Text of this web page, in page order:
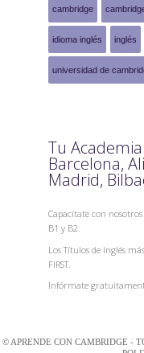
cambridge
idioma inglés inglés
universidad de
Tu
Barcelona,
Madrid,
Capacítate con
B1 y B2.
Los Títulos de Inglés
FIRST.
Infórmate
© APRENDE CON CAMBRIDGE -